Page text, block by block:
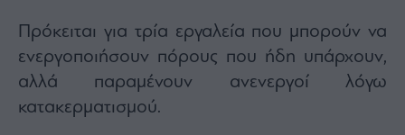
Πρόκειται για τρία εργαλεία που μπορούν να
ενεργοποιήσουν πόρους που ήδη υπάρχουν,
αλλά παραμένουν ανενεργοί λόγω
κατακερματισμού.